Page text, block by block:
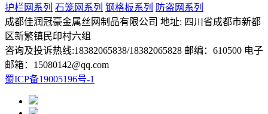
护栏网系列 石笼网系列 钢格板系列
防盗网系列
成都佳润冠豪金属丝网制品有限公司 地址: 四川省成都市新都
区新繁镇民印村六组
咨询及投诉热线:18382065838/18382065828 邮编：610500 电子
邮箱：15080142@qq.com
蜀ICP备19005196号-1